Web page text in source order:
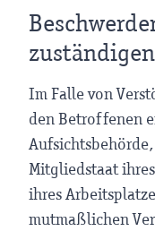
Im Falle von
den Betroffenen
Mitgliedstaat
ihres
mutmaßlichen